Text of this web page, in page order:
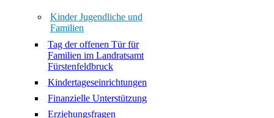
Kinder Jugendliche und
Familien
Tag der offenen Tür für
Familien im Landratsamt
Fürstenfeldbruck
Kindertageseinrichtungen
Finanzielle Unterstützung
Erziehungsfragen